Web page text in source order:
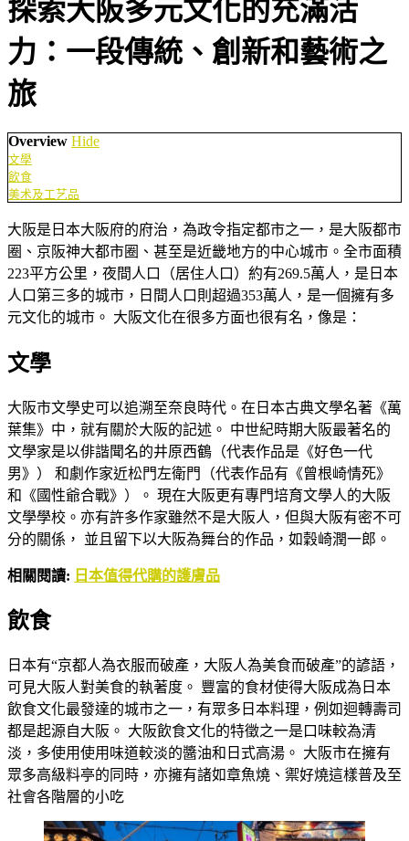
探索大阪多元文化的充滿活
力：一段傳統、創新和藝術之
旅
Overview Hide
文學
飲食
美术及工艺品
大阪是日本大阪府的府治，為政令指定都市之一，是大阪都市
圈、京阪神大都市圈、甚至是近畿地方的中心城市。全市面積
223平方公里，夜間人口（居住人口）約有269.5萬人，是日本
人口第三多的城市，日間人口則超過353萬人，是一個擁有多
元文化的城市。 大阪文化在很多方面也很有名，像是：
文學
大阪市文學史可以追溯至奈良時代。在日本古典文學名著《萬
葉集》中，就有關於大阪的記述。 中世紀時期大阪最著名的
文學家是以俳諧聞名的井原西鶴（代表作品是《好色一代
男》） 和劇作家近松門左衛門（代表作品有《曾根崎情死》
和《國性爺合戰》）。 現在大阪更有專門培育文學人的大阪
文學學校。亦有許多作家雖然不是大阪人，但與大阪有密不可
分的關係， 並且留下以大阪為舞台的作品，如穀崎潤一郎。
相關閱讀: 日本值得代購的護膚品
飲食
日本有“京都人為衣服而破產，大阪人為美食而破產”的諺語，
可見大阪人對美食的執著度。 豐富的食材使得大阪成為日本
飲食文化最發達的城市之一，有眾多日本料理，例如迴轉壽司
都是起源自大阪。 大阪飲食文化的特徵之一是口味較為清
淡，多使用使用味道較淡的醬油和日式高湯。 大阪市在擁有
眾多高級料亭的同時，亦擁有諸如章魚燒、禦好燒這樣普及至
社會各階層的小吃